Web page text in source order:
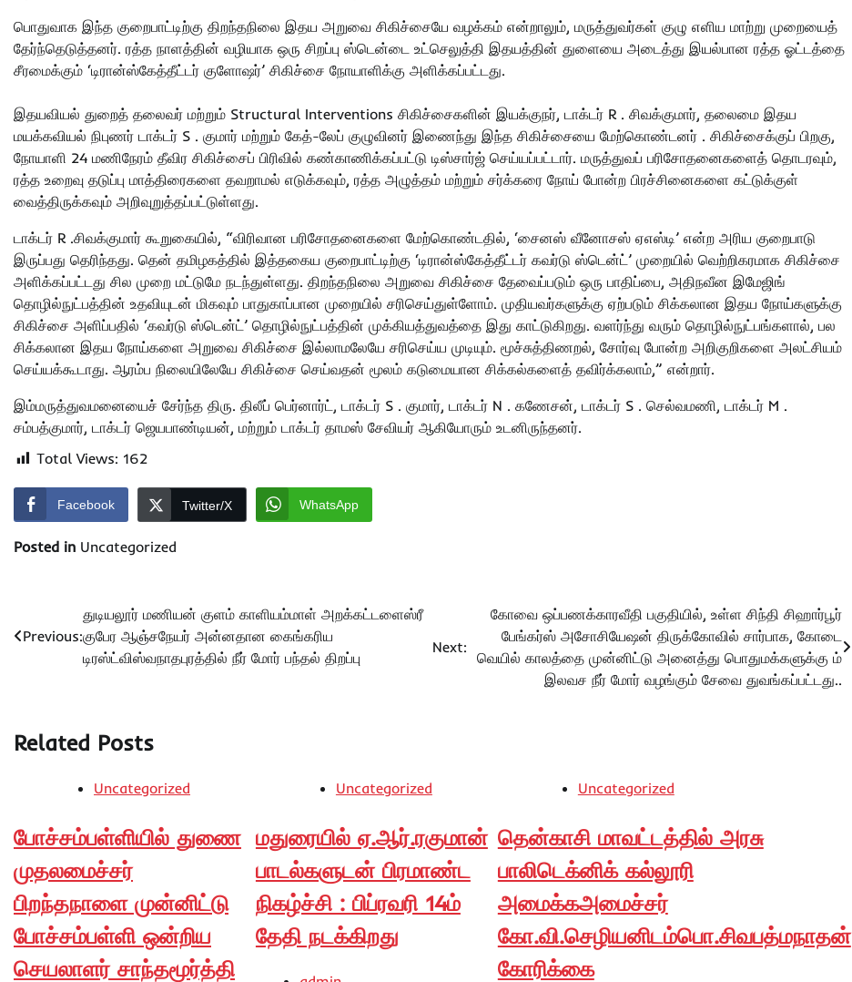
பொதுவாக இந்த குறைபாட்டிற்கு திறந்தநிலை இதய அறுவை சிகிச்சையே வழக்கம் என்றாலும், மருத்துவர்கள் குழு எளிய மாற்று முறையைத்
தேர்ந்தெடுத்தனர். ரத்த நாளத்தின் வழியாக ஒரு சிறப்பு ஸ்டென்டை உட்செலுத்தி இதயத்தின் துளையை அடைத்து இயல்பான ரத்த ஓட்டத்தை
சீரமைக்கும் ‘டிரான்ஸ்கேத்தீட்டர் குளோஷர்’ சிகிச்சை நோயாளிக்கு அளிக்கப்பட்டது.
இதயவியல் துறைத் தலைவர் மற்றும் Structural Interventions சிகிச்சைகளின் இயக்குநர், டாக்டர் R . சிவக்குமார், தலைமை இதய
மயக்கவியல் நிபுணர் டாக்டர் S . குமார் மற்றும் கேத்-லேப் குழுவினர் இணைந்து இந்த சிகிச்சையை மேற்கொண்டனர் . சிகிச்சைக்குப் பிறகு,
நோயாளி 24 மணிநேரம் தீவிர சிகிச்சைப் பிரிவில் கண்காணிக்கப்பட்டு டிஸ்சார்ஜ் செய்யப்பட்டார். மருத்துவப் பரிசோதனைகளைத் தொடரவும்,
ரத்த உறைவு தடுப்பு மாத்திரைகளை தவறாமல் எடுக்கவும், ரத்த அழுத்தம் மற்றும் சர்க்கரை நோய் போன்ற பிரச்சினைகளை கட்டுக்குள்
வைத்திருக்கவும் அறிவுறுத்தப்பட்டுள்ளது.
டாக்டர் R .சிவக்குமார் கூறுகையில், “விரிவான பரிசோதனைகளை மேற்கொண்டதில், ‘சைனஸ் வீனோசஸ் ஏஎஸ்டி’ என்ற அரிய குறைபாடு
இருப்பது தெரிந்தது. தென் தமிழகத்தில் இத்தகைய குறைபாட்டிற்கு ‘டிரான்ஸ்கேத்தீட்டர் கவர்டு ஸ்டென்ட்’ முறையில் வெற்றிகரமாக சிகிச்சை
அளிக்கப்பட்டது சில முறை மட்டுமே நடந்துள்ளது. திறந்தநிலை அறுவை சிகிச்சை தேவைப்படும் ஒரு பாதிப்பை, அதிநவீன இமேஜிங்
தொழில்நுட்பத்தின் உதவியுடன் மிகவும் பாதுகாப்பான முறையில் சரிசெய்துள்ளோம். முதியவர்களுக்கு ஏற்படும் சிக்கலான இதய நோய்களுக்கு
சிகிச்சை அளிப்பதில் ‘கவர்டு ஸ்டென்ட்’ தொழில்நுட்பத்தின் முக்கியத்துவத்தை இது காட்டுகிறது. வளர்ந்து வரும் தொழில்நுட்பங்களால், பல
சிக்கலான இதய நோய்களை அறுவை சிகிச்சை இல்லாமலேயே சரிசெய்ய முடியும். மூச்சுத்திணறல், சோர்வு போன்ற அறிகுறிகளை அலட்சியம்
செய்யக்கூடாது. ஆரம்ப நிலையிலேயே சிகிச்சை செய்வதன் மூலம் கடுமையான சிக்கல்களைத் தவிர்க்கலாம்,” என்றார்.
இம்மருத்துவமனையைச் சேர்ந்த திரு. திலீப் பெர்னார்ட், டாக்டர் S . குமார், டாக்டர் N . கணேசன், டாக்டர் S . செல்வமணி, டாக்டர் M .
சம்பத்குமார், டாக்டர் ஜெயபாண்டியன், மற்றும் டாக்டர் தாமஸ் சேவியர் ஆகியோரும் உடனிருந்தனர்.
Total Views: 162
Facebook Twitter/X WhatsApp
Posted in Uncategorized
navigation
Previous:
துடியலூர் மணியன் குளம் காளியம்மாள் அறக்கட்டளைஸ்ரீ
குபேர ஆஞ்சநேயர் அன்னதான கைங்கரிய
டிரஸ்ட்விஸ்வநாதபுரத்தில் நீர் மோர் பந்தல் திறப்பு
Next:
கோவை ஒப்பணக்காரவீதி பகுதியில், உள்ள சிந்தி சிஹார்பூர்
பேங்கர்ஸ் அசோசியேஷன் திருக்கோவில் சார்பாக, கோடை
வெயில் காலத்தை முன்னிட்டு அனைத்து பொதுமக்களுக்கு ம்
இலவச நீர் மோர் வழங்கும் சேவை துவங்கப்பட்டது..
Related Posts
Uncategorized
போச்சம்பள்ளியில் துணை
முதலமைச்சர்
பிறந்தநாளை முன்னிட்டு
போச்சம்பள்ளி ஒன்றிய
செயலாளர் சாந்தமூர்த்தி
Uncategorized
மதுரையில் ஏ.ஆர்.ரகுமான்
பாடல்களுடன் பிரமாண்ட
நிகழ்ச்சி : பிப்ரவரி 14ம்
தேதி நடக்கிறது
Uncategorized
தென்காசி மாவட்டத்தில் அரசு
பாலிடெக்னிக் கல்லூரி
அமைக்கஅமைச்சர்
கோ.வி.செழியனிடம்பொ.சிவபத்மநாதன்
கோரிக்கை